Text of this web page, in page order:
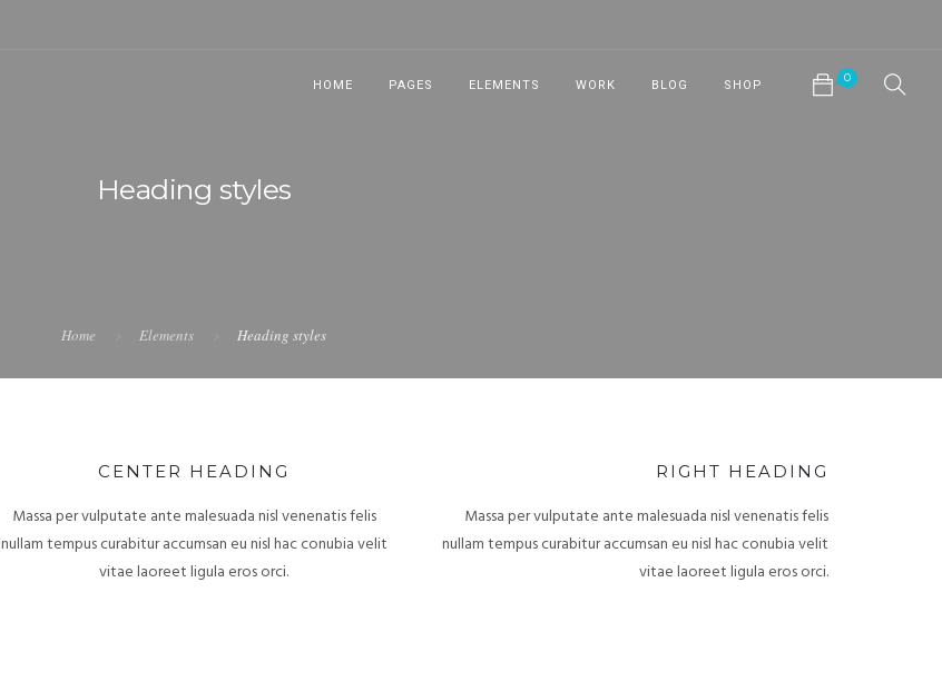
HOME PAGES ELEMENTS WORK BLOG SHOP
0
Heading styles
Home Elements Heading styles
CENTER HEADING
Massa per vulputate ante malesuada nisl venenatis felis
nullam tempus curabitur accumsan eu nisl hac conubia velit
vitae laoreet ligula eros orci.
RIGHT HEADING
Massa per vulputate ante malesuada nisl venenatis felis
nullam tempus curabitur accumsan eu nisl hac conubia velit
vitae laoreet ligula eros orci.